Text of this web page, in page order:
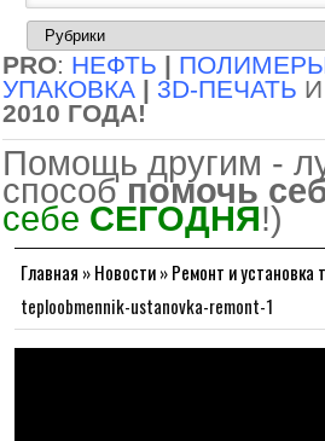
PRO: НЕФТЬ |
УПАКОВКА | 3D-ПЕЧАТЬ
2010 ГОДА!
Помощь другим -
способ помочь
себе СЕГОДНЯ!)
Главная »Новости»Ремонт и установка
teploobmennik-ustanovka-remont-1